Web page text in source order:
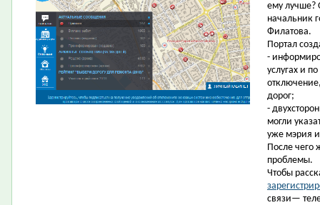
ему лучше?
начальник
Филатова.
Портал
-
услугах и
дорог;
-
могли
уже мэрия
После чего
проблемы.
Чтобы
связи—